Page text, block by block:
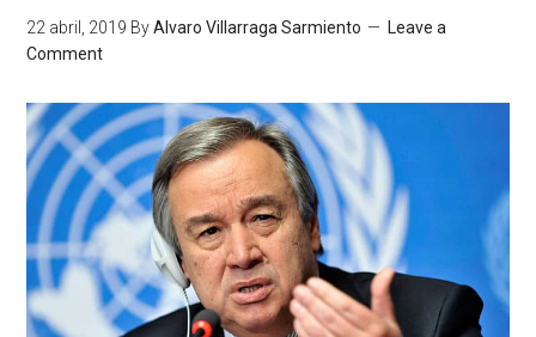
22 abril, 2019 ByAlvaro Villarraga Sarmiento
Leave a
Comment